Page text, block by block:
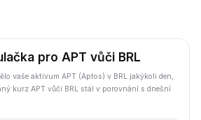
pro APT vůči BRL
vaše aktivum APT (Aptos) v BRL jakýkoli den,
kurz APT vůči BRL stál v porovnání s dnešní